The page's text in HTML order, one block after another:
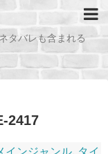
タバレも含まれる
2417
インジャンル, タイ